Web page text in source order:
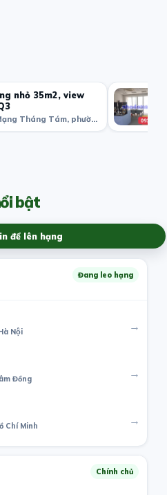
nhỏ 35m2, view
12 Triệu · 520 Cách Mạng Tháng Tám, phường 11, Quận 3, Thành phố Hồ Chí Minh, Việt Nam
bật
để lên hạng
Đang leo hạng
Nội →
Đồng →
Chí Minh →
Chính chủ